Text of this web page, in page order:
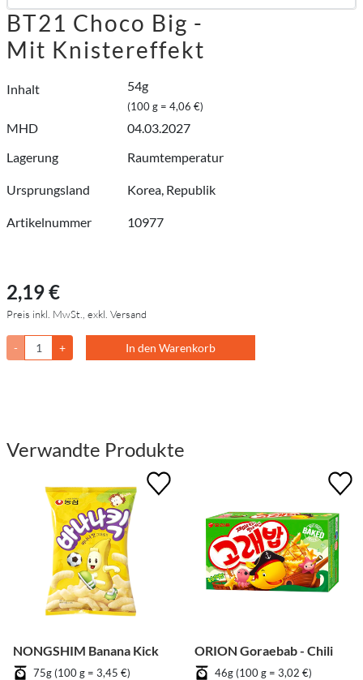
BT21 Choco Big -
Mit Knistereffekt
Inhalt 54g
(100 g = 4,06 €)
MHD
04.03.2027
Lagerung
Raumtemperatur
Ursprungsland Korea, Republik
Artikelnummer 10977
2,19 €
Preis inkl. MwSt., exkl. Versand
- + In den Warenkorb
Verwandte Produkte
NONGSHIM Banana Kick
75g (100 g = 3,45 €)
ORION Goraebab - Chili
46g (100 g = 3,02 €)